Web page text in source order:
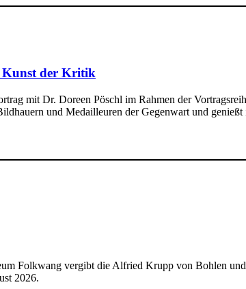
Kunst der Kritik
mit Dr. Doreen Pöschl im Rahmen der
und Medailleuren der Gegenwart und
Folkwang vergibt die Alfried Krupp von Bohlen
2026.